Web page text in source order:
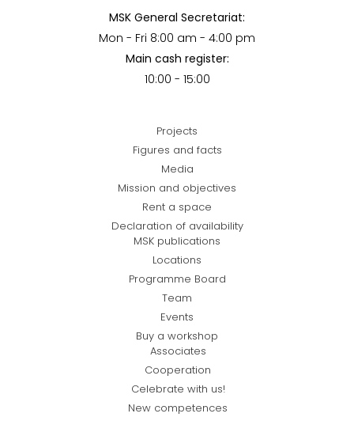
MSK General Secretariat:
Mon - Fri 8:00 am - 4:00 pm
Main cash register:
10:00 - 15:00
Projects
Figures and facts
Media
Mission and objectives
Rent a space
Declaration of availability
MSK publications
Locations
Programme Board
Team
Events
Buy a workshop
Associates
Cooperation
Celebrate with us!
New competences